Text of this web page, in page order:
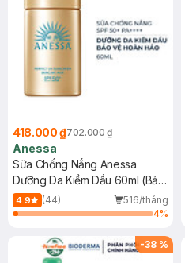
418.000 ₫702.000 ₫
Anessa
Sữa Chống Nắng Anessa
Dưỡng Da Kiềm Dầu 60ml (Bản
Mới)
4.9 (44)
516/tháng
4%
-38 %